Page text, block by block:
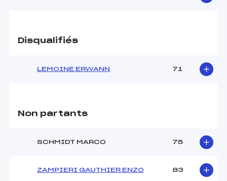
Disqualifiés
LEMOINE ERWANN 71
Non partants
SCHMIDT MARCO 75
ZAMPIERI GAUTHIER ENZO 83